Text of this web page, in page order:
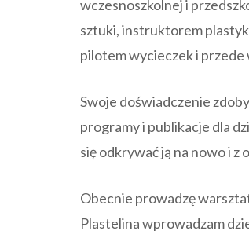
wczesnoszkolnej i
sztuki, instruktorem
pilotem wycieczek i
Swoje doświadczenie
programy i publikacje dla
się odkrywać ją na nowo i z
Obecnie prowadzę
Plastelina wprowadzam